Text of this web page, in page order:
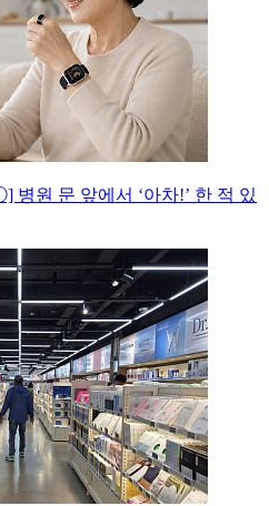
병원 문 앞에서 ‘아차!’ 한 적 있